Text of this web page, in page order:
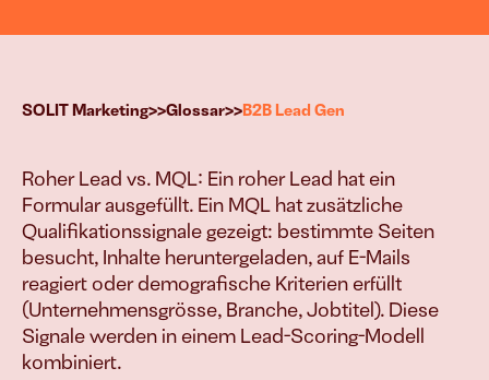
Systemen treiben wir Euer
B2B-Leads & Kunden
Mehr Aufträge
generieren
E-Commerce
Mehr Produkt
SOLIT Marketing>>Glossar>> B2B Lead Gen
Roher Lead vs. MQL: Ein roher Lead hat ein
Formular ausgefüllt. Ein MQL hat zusätzliche
Qualifikationssignale gezeigt: bestimmte Seiten
besucht, Inhalte heruntergeladen, auf E-Mails
reagiert oder demografische Kriterien erfüllt
(Unternehmensgrösse, Branche, Jobtitel). Diese
Signale werden in einem Lead-Scoring-Modell
kombiniert.